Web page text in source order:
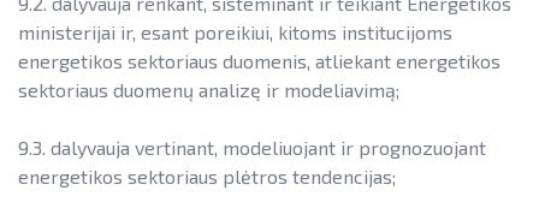
ministerijai ir, esant poreikiui, kitoms institucijoms
energetikos sektoriaus duomenis, atliekant energetikos
sektoriaus duomenų analizę ir modeliavimą;
9.3. dalyvauja vertinant, modeliuojant ir prognozuojant
energetikos sektoriaus plėtros tendencijas;